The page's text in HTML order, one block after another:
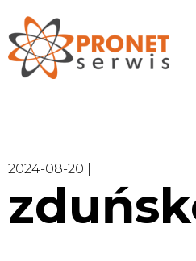
2024-08-20 |